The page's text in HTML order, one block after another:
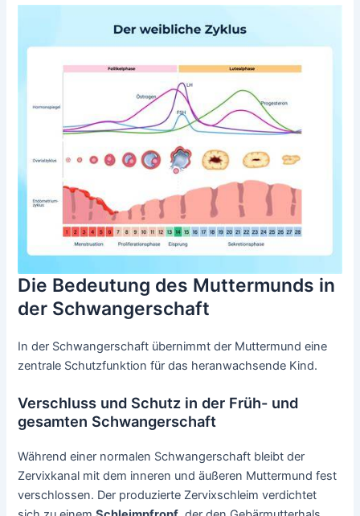
Die Bedeutung des Muttermunds in
der Schwangerschaft
In der Schwangerschaft übernimmt der Muttermund eine
zentrale Schutzfunktion für das heranwachsende Kind.
Verschluss und Schutz in der Früh- und
gesamten Schwangerschaft
Während einer normalen Schwangerschaft bleibt der
Zervixkanal mit dem inneren und äußeren Muttermund fest
verschlossen. Der produzierte Zervixschleim verdichtet